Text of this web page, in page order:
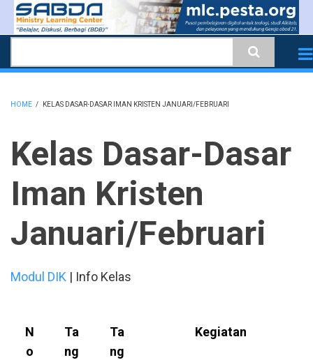
Skip
content
HOME / KELAS DASAR-DASAR IMAN KRISTEN JANUARI/FEBRUARI
Kelas Dasar-Dasar
Iman Kristen
Januari/Februari
Modul DIK | Info Kelas
N
o
Ta
ng
Ta
ng
Kegiatan